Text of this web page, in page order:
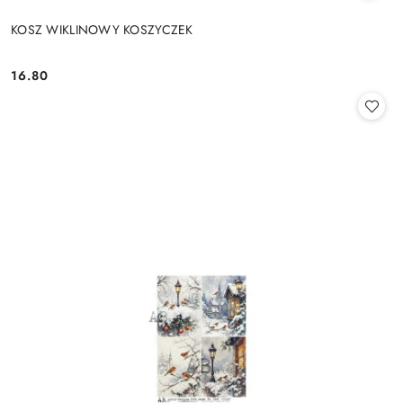
KOSZ WIKLINOWY KOSZYCZEK
Cena:
16.80